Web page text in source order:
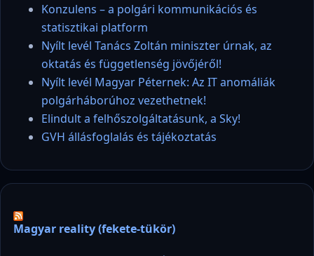
Konzulens – a polgári kommunikációs és
statisztikai platform
Nyílt levél Tanács Zoltán miniszter úrnak, az
oktatás és függetlenség jövőjéről!
Nyílt levél Magyar Péternek: Az IT anomáliák
polgárháborúhoz vezethetnek!
Elindult a felhőszolgáltatásunk, a Sky!
GVH állásfoglalás és tájékoztatás
Magyar reality (fekete-tükör)